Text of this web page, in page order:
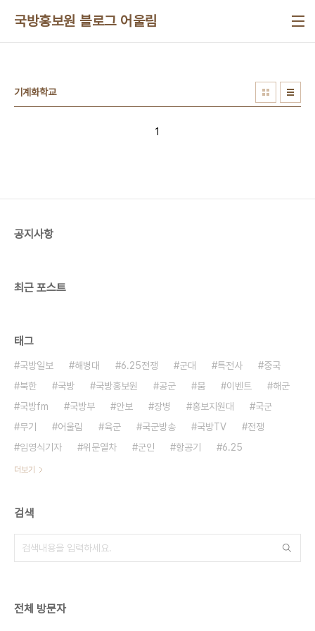
국방홍보원 블로그 어울림
기계화학교
1
공지사항
최근 포스트
태그
국방일보 해병대 6.25전쟁 군대 특전사
중국
북한
국방 국방홍보원 공군 붐 이벤트
해군
국방fm
국방부 안보 장병 홍보지원대
국군
무기
어울림 육군 국군방송 국방TV
전쟁
임영식기자
위문열차 군인 항공기 6.25
더보기
검색
전체 방문자